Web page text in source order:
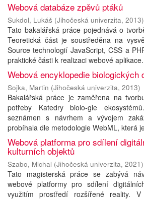
Webová databáze zpěvů ptáků
Sukdol, Lukáš (Jihočeská univerzita, 2013)
Tato bakalářská práce pojednává o
Teoretická část je soustředěna na
Source technologií JavaScript, CSS a
praktické části k realizaci webové aplikace.
Webová encyklopedie biologických
Sojka, Martin (Jihočeská univerzita, 2013)
Bakalářská práce je zaměřena na
potřeby Katedry biolo-gie
seznámen s návrhem a vývojem
probíhala dle metodologie WebML, která
Webová platforma pro sdílení
kulturních objektů
Szabo, Michal (Jihočeská univerzita, 2021)
Tato magisterská práce se zabývá
webové platformy pro sdílení
využitím prostředí rozšířené reality.